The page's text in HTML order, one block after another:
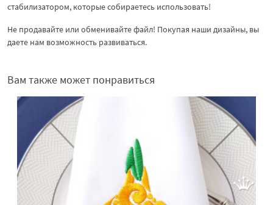
стабилизатором, которые собираетесь использовать!
Не продавайте или обменивайте файл! Покупая наши дизайны, вы
даете нам возможность развиваться.
Вам также может понравиться